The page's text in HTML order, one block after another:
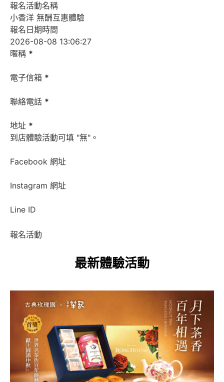
報名活動名稱
報名日期時間
暱稱 *
電子信箱 *
聯絡電話 *
地址 *
到店體驗活動可填 "無"。
Facebook 網址
Instagram 網址
Line ID
報名活動
最新體驗活動